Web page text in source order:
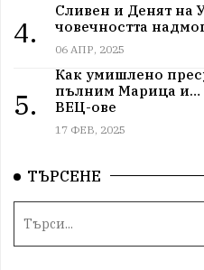
4.
Сливен и Денят на
човечността
06 АПР, 2025
5.
Как умишлено
пълним Марица и…
ВЕЦ-ове
17 ФЕВ, 2025
ТЪРСЕНЕ